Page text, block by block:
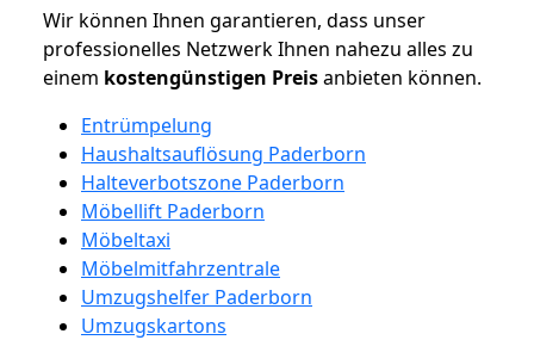
Wir können Ihnen garantieren, dass unser
professionelles Netzwerk Ihnen nahezu alles zu
einem kostengünstigen Preisanbieten können.
Entrümpelung
Haushaltsauflösung Paderborn
Halteverbotszone Paderborn
Möbellift Paderborn
Möbeltaxi
Möbelmitfahrzentrale
Umzugshelfer Paderborn
Umzugskartons